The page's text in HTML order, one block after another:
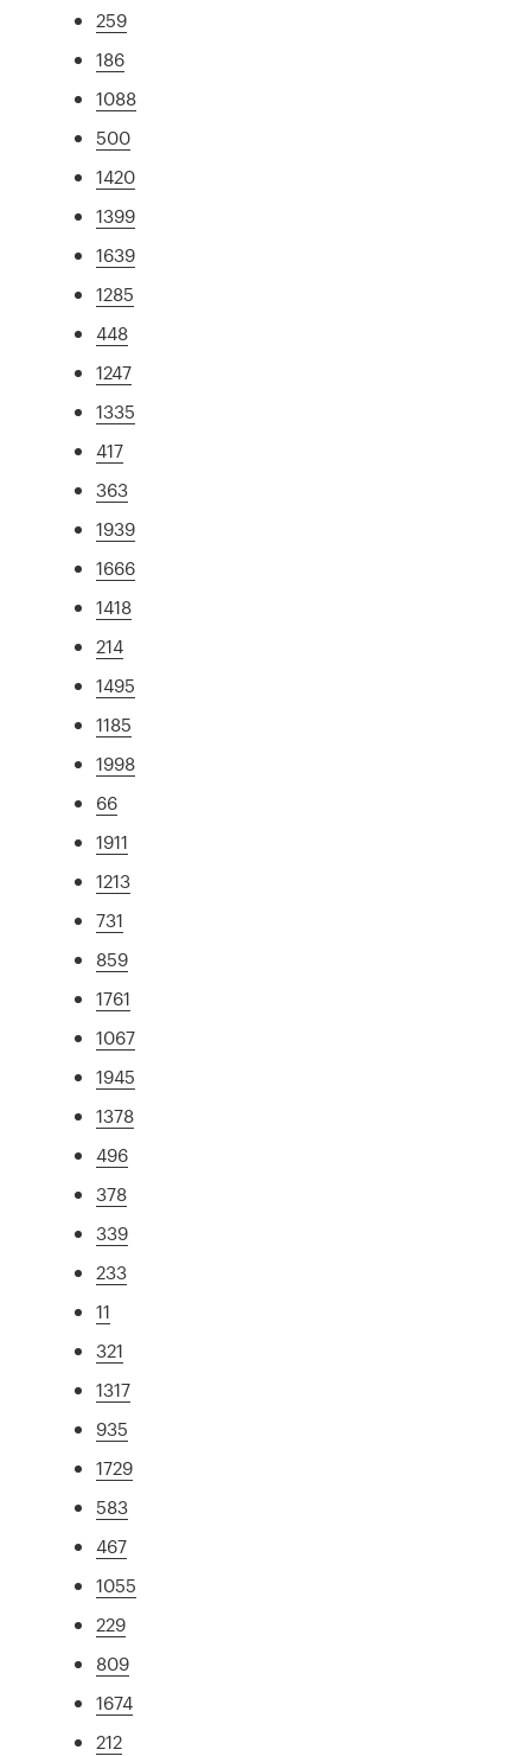
259
186
1088
500
1420
1399
1639
1285
448
1247
1335
417
363
1939
1666
1418
214
1495
1185
1998
66
1911
1213
731
859
1761
1067
1945
1378
496
378
339
233
11
321
1317
935
1729
583
467
1055
229
809
1674
212